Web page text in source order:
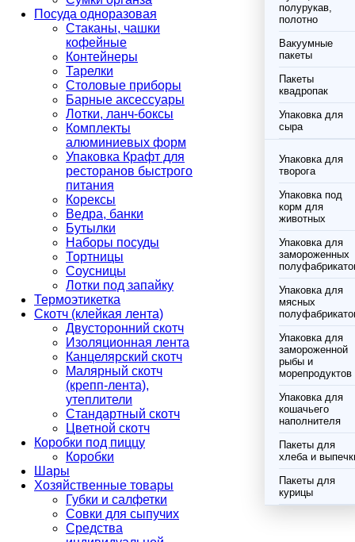
Посуда одноразовая
Стаканы, чашки
кофейные
Контейнеры
Тарелки
Столовые приборы
Барные аксессуары
Лотки, ланч-боксы
Комплекты
алюминиевых форм
Упаковка Крафт для
ресторанов быстрого
питания
Корексы
Ведра, банки
Бутылки
Наборы посуды
Тортницы
Соусницы
Лотки под запайку
Термоэтикетка
Скотч (клейкая лента)
Двусторонний скотч
Изоляционная лента
Канцелярский скотч
Малярный скотч
(крепп-лента),
утеплители
Стандартный скотч
Цветной скотч
Коробки под пиццу
Коробки
Шары
Хозяйственные товары
Губки и салфетки
Совки для сыпучих
Средства
полурукав,
полотно
Вакуумные
пакеты
Пакеты
квадропак
Упаковка для
сыра
Упаковка для
творога
Упаковка под
корм для
животных
Упаковка для
замороженных
Упаковка для
мясных
Упаковка для
замороженной
рыбы и
морепродуктов
Упаковка для
кошачьего
наполнителя
Пакеты для
хлеба и
Пакеты для
курицы